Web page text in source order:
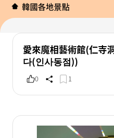
韓國各地景點
愛來魔相藝術館(仁寺
다(인사동점))
0 1